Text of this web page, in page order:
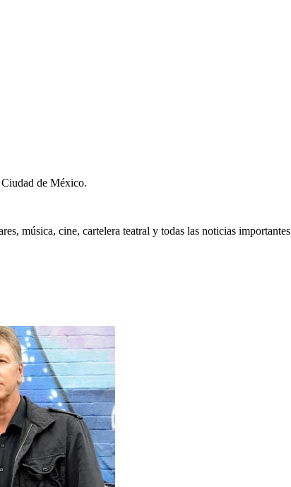
Ciudad de México.
música, cine, cartelera teatral y todas las noticias importantes